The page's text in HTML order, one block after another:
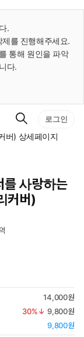
.
를 진행해주세요.
통해 원인을 파악
다.
검
색
로그인
버) 상세페이지
를 사랑하는
커버)
14,000원
30%↓ 9,800원
9,800원